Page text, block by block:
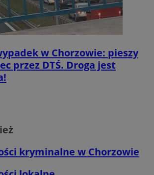
w Chorzowie: pieszy
przez DTŚ. Droga jest
kryminalne w Chorzowie